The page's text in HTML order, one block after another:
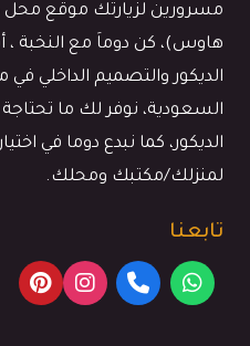
مسرورين لزيارتك موقع
هاوس)، كن دوماَ مع النخبة
الديكور والتصميم الداخلي في
السعودية، نوفر لك ما
الديكور، كما نبدع دوما في
لمنزلك/مكتبك ومحلك.
تابعنا